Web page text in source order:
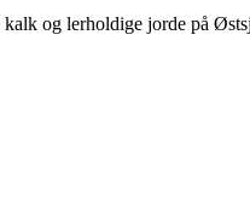
kalk og lerholdige jorde på